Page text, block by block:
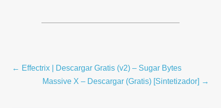
Navegación
← Effectrix | Descargar Gratis (v2) – Sugar Bytes
Massive X – Descargar (Gratis) [Sintetizador] →